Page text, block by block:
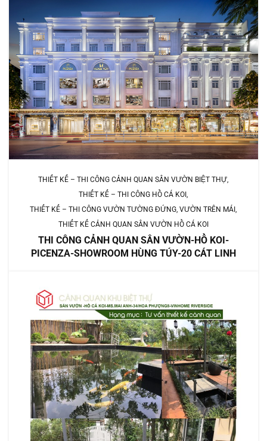
THIẾT KẾ – THI CÔNG CẢNH QUAN SÂN VƯỜN BIỆT THỰ
THIẾT KẾ – THI CÔNG HỒ CÁ KOI
THIẾT KẾ – THI CÔNG VƯỜN TƯỜNG ĐỨNG, VƯỜN TRÊN MÁI
THIẾT KẾ CẢNH QUAN SÂN VƯỜN HỒ CÁ KOI
THI CÔNG CẢNH QUAN SÂN VƯỜN-HỒ KOI-
PICENZA-SHOWROOM HÙNG TÚY-20 CÁT LINH